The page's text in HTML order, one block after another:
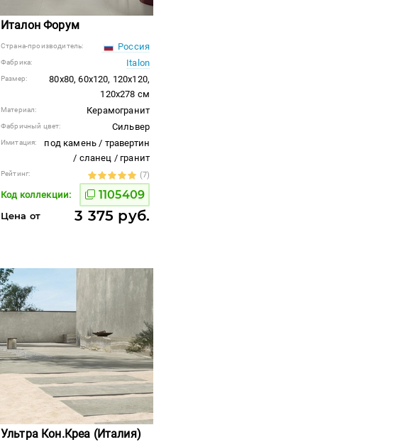
Италон Форум
Страна-производитель: Россия
Фабрика: Italon
Размер:
80x80, 60x120, 120x120,
120x278 см
Материал: Керамогранит
Фабричный цвет: Сильвер
Имитация:
под камень / травертин
/ сланец / гранит
Рейтинг: (7)
Код коллекции: 1105409
Цена от 3 375 руб.
Ультра Кон.Креа (Италия)